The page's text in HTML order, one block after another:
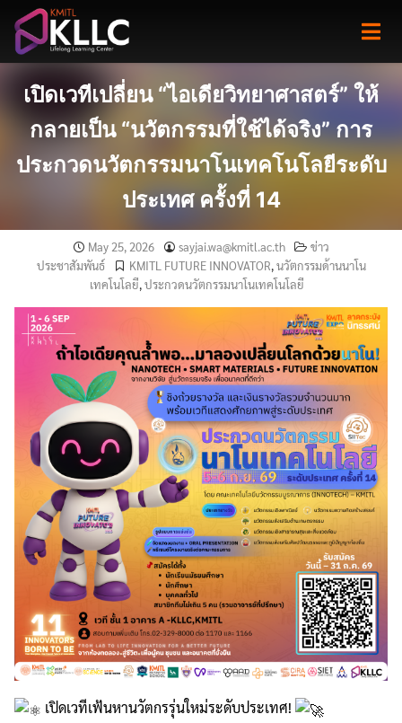
content
เปิดเวทีเปลี่ยน “ไอเดียวิทยาศาสตร์” ให้
กลายเป็น “นวัตกรรมที่ใช้ได้จริง” การ
ประกวดนวัตกรรมนาโนเทคโนโลยีระดับ
ประเทศ ครั้งที่ 14
May 25, 2026 sayjai.wa@kmitl.ac.th
ข่าว
ประชาสัมพันธ์
KMITL FUTURE INNOVATOR,นวัตกรรมด้านนาโน
เทคโนโลยี,ประกวดนวัตกรรมนาโนเทคโนโลยี
เปิดเวทีเฟ้นหานวัตกรรุ่นใหม่ระดับประเทศ!